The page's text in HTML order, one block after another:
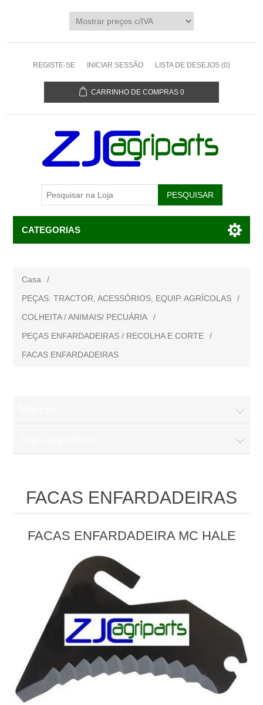
REGISTE-SE INICIAR SESSÃO LISTA DE DESEJOS (0)
CARRINHO DE COMPRAS 0
CATEGORIAS
Casa
/
PEÇAS: TRACTOR, ACESSÓRIOS, EQUIP. AGRÍCOLAS
/
COLHEITA / ANIMAIS/ PECUÁRIA
/
PEÇAS ENFARDADEIRAS / RECOLHA E CORTE
/
FACAS ENFARDADEIRAS
FACAS ENFARDADEIRAS
FACAS ENFARDADEIRA MC HALE